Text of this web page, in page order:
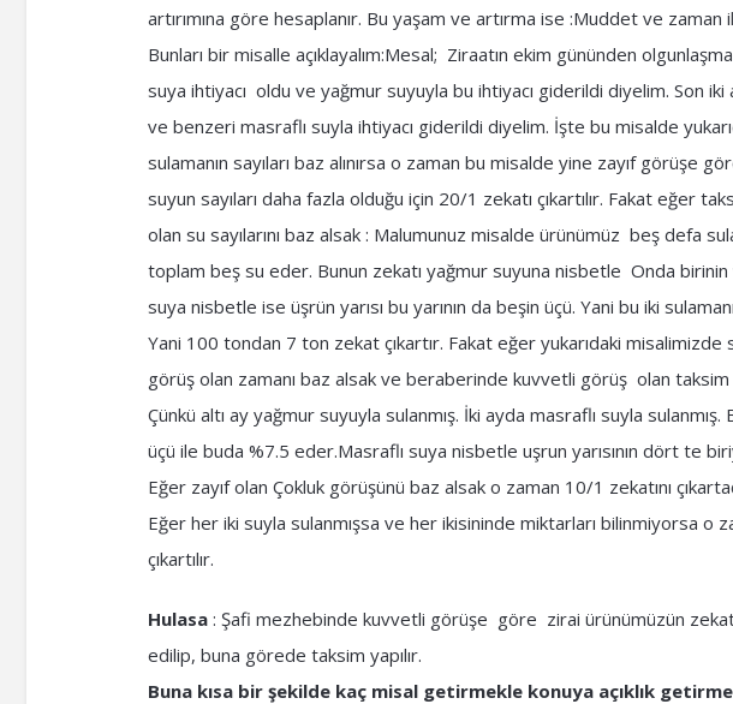
artırımına göre hesaplanır. Bu yaşam ve artırma ise :Muddet ve zaman
Bunları bir misalle açıklayalım:Mesal; Ziraatın ekim gününden
suya ihtiyacı oldu ve yağmur suyuyla bu ihtiyacı giderildi diyelim. Son
ve benzeri masraflı suyla ihtiyacı giderildi diyelim. İşte bu misalde
sulamanın sayıları baz alınırsa o zaman bu misalde yine zayıf görüşe
suyun sayıları daha fazla olduğu için 20/1 zekatı çıkartılır. Fakat eğer
olan su sayılarını baz alsak : Malumunuz misalde ürünümüz beş defa
toplam beş su eder. Bunun zekatı yağmur suyuna nisbetle Onda
suya nisbetle ise üşrün yarısı bu yarının da beşin üçü. Yani bu iki
Yani 100 tondan 7 ton zekat çıkartır. Fakat eğer yukarıdaki misalimizde
görüş olan zamanı baz alsak ve beraberinde kuvvetli görüş olan
Çünkü altı ay yağmur suyuyla sulanmış. İki ayda masraflı suyla
üçü ile buda %7.5 eder.Masraflı suya nisbetle uşrun yarısının dört te
Eğer zayıf olan Çokluk görüşünü baz alsak o zaman 10/1 zekatını
Eğer her iki suyla sulanmışsa ve her ikisininde miktarları bilinmiyorsa o
çıkartılır.
Hulasa : Şafi mezhebinde kuvvetli görüşe göre zirai ürünümüzün
edilip, buna görede taksim yapılır.
Buna kısa bir şekilde kaç misal getirmekle konuya açıklık